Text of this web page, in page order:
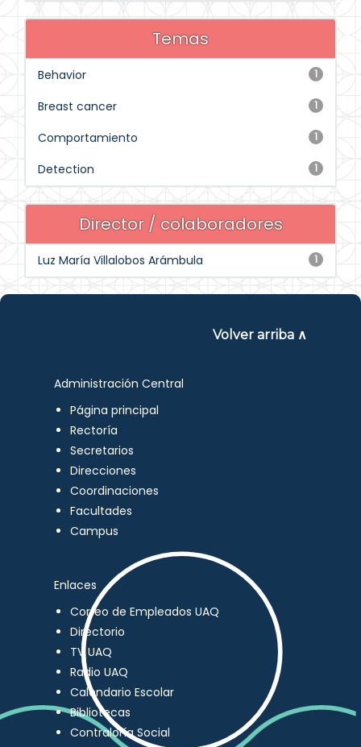
Temas
1
Behavior
1
Breast cancer
1
Comportamiento
1
Detection
Director / colaboradores
1
Luz María Villalobos Arámbula
Volver arriba ∧
Administración Central
Página principal
Rectoría
Secretarios
Direcciones
Coordinaciones
Facultades
Campus
Enlaces
Correo de Empleados UAQ
Directorio
TV UAQ
Radio UAQ
Calendario Escolar
Bibliotecas
Contraloría Social